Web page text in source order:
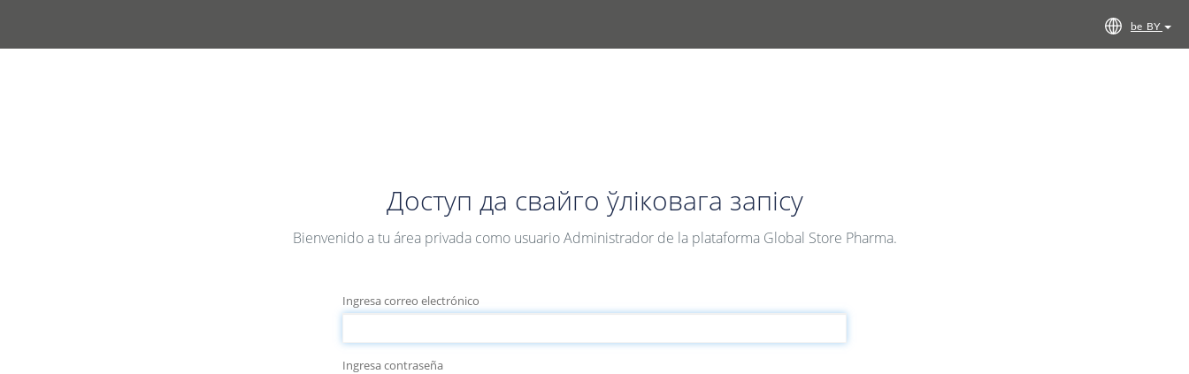
be_BY
Доступ да свайго ўліковага запісу
Bienvenido a tu área privada como usuario Administrador de la plataforma Global Store Pharma.
Ingresa correo electrónico
Ingresa contraseña